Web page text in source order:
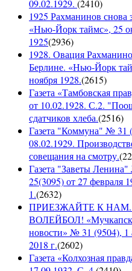
09.02.1929. (2410)
1925 Рахманинов снова
«Нью-Йорк таймс», 25
1925(2936)
1928. Овация
Берлине. «Нью-Йорк
ноября 1928.(2615)
Газета «Тамбовская
от 10.02.1928. С.2.
сдатчиков хлеба.(2516)
Газета "Коммуна" № 31
08.02.1929.
совещания на смотру.(
Газета "Заветы
25(3095) от 27 февраля
1.(2632)
ПРИЕЗЖАЙТЕ К
ВОЛЕЙБОЛ!
новости» № 31 (9504), 1
2018 г.(2602)
Газета «Колхозная